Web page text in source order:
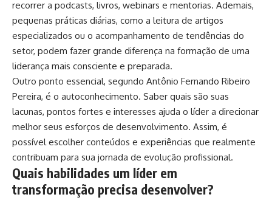
recorrer a podcasts, livros, webinars e mentorias. Ademais,
pequenas práticas diárias, como a leitura de artigos
especializados ou o acompanhamento de tendências do
setor, podem fazer grande diferença na formação de uma
liderança mais consciente e preparada.
Outro ponto essencial, segundo Antônio Fernando Ribeiro
Pereira, é o autoconhecimento. Saber quais são suas
lacunas, pontos fortes e interesses ajuda o líder a direcionar
melhor seus esforços de desenvolvimento. Assim, é
possível escolher conteúdos e experiências que realmente
contribuam para sua jornada de evolução profissional.
Quais habilidades um líder em
transformação precisa desenvolver?